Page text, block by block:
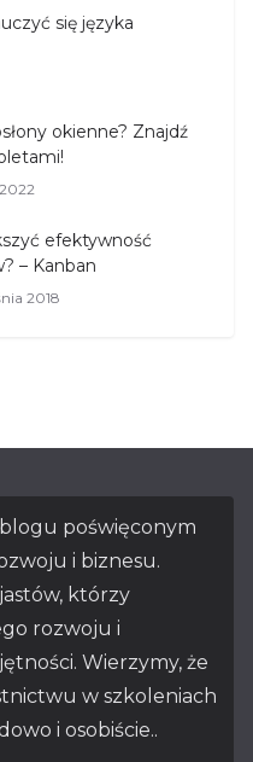
się języka
okienne? Znajdź
efektywność
– Kanban
2018
poświęconym
i biznesu.
którzy
rozwoju i
Wierzymy, że
w szkoleniach
i osobiście..